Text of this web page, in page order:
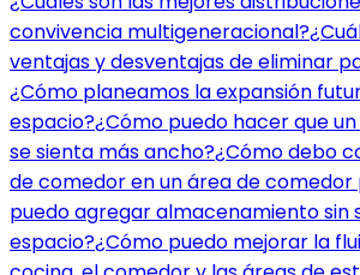
convivencia multigeneracional?
ventajas y desventajas de eliminar
¿Cómo planeamos la expansión
espacio?¿Cómo puedo hacer que
se sienta más ancho?¿Cómo debo
de comedor en un área de comedor
puedo agregar almacenamiento sin
espacio?¿Cómo puedo mejorar la